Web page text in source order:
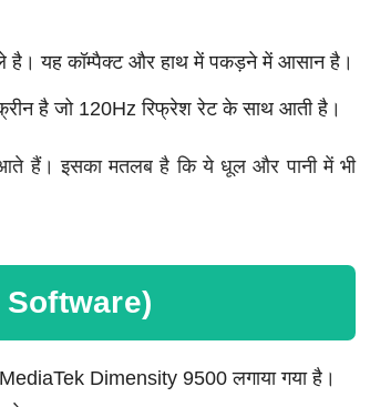
है। यह कॉम्पैक्ट और हाथ में पकड़ने में आसान है।
है जो 120Hz रिफ्रेश रेट के साथ आती है।
हैं। इसका मतलब है कि ये धूल और पानी में भी
Software)
Dimensity 9500 लगाया गया है।